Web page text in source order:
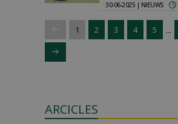
30-06-2025 | NIEUWS
1 2 3 4 5 ...
ARCICLES